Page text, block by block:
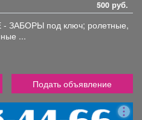
500 руб.
- ЗАБОРЫ под ключ; ролетные,
...
Подать объявление